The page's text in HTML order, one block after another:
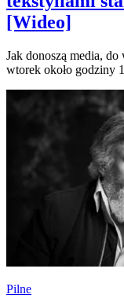
[Wideo]
Jak donoszą media,
wtorek około godziny
Pilne